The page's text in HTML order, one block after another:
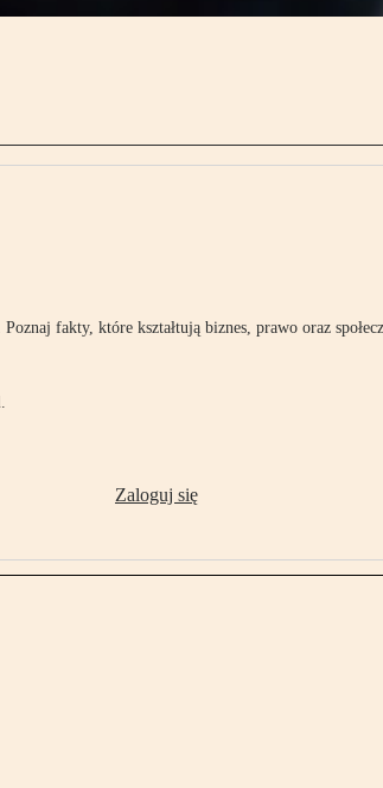
fakty, które kształtują biznes, prawo oraz
Zaloguj się